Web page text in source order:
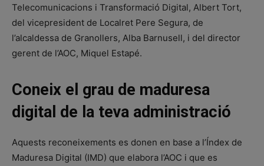
Telecomunicacions i Transformació Digital, Albert Tort,
del vicepresident de Localret Pere Segura, de
l’alcaldessa de Granollers, Alba Barnusell, i del director
gerent de l’AOC, Miquel Estapé.
Coneix el grau de maduresa
digital de la teva administració
Aquests reconeixements es donen en base a l’Índex de
Maduresa Digital (IMD) que elabora l’AOC i que es